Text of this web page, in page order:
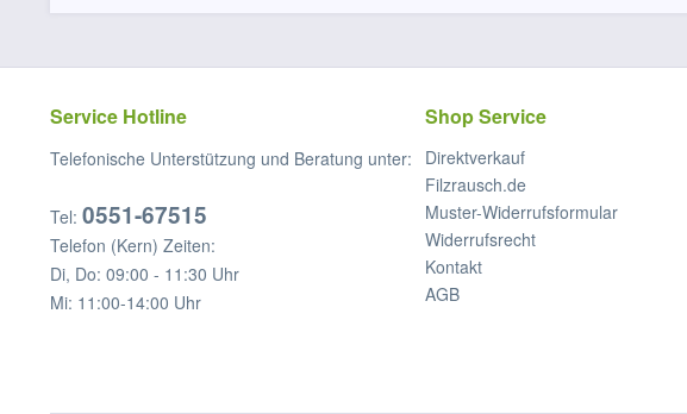
Service Hotline
Telefonische Unterstützung und Beratung unter:
Tel: 0551-67515
Telefon (Kern) Zeiten:
Di, Do: 09:00 - 11:30 Uhr
Mi: 11:00-14:00 Uhr
Shop Service
Direktverkauf
Filzrausch.de
Muster-Widerrufsformular
Widerrufsrecht
Kontakt
AGB